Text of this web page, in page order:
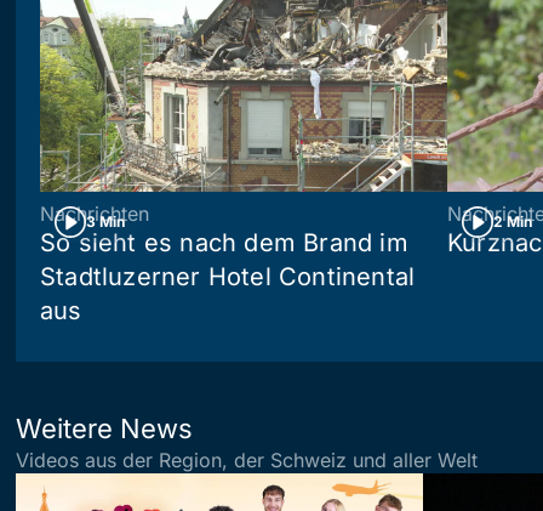
3 Min
Nachrichten
So sieht es nach dem Brand im
Stadtluzerner Hotel Continental
aus
2 Min
Weitere News
Videos aus der Region, der Schweiz und aller Welt